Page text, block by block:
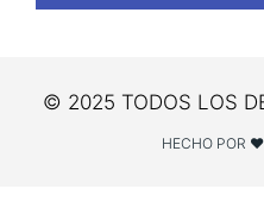
© 2025 TODOS LOS
HECHO POR